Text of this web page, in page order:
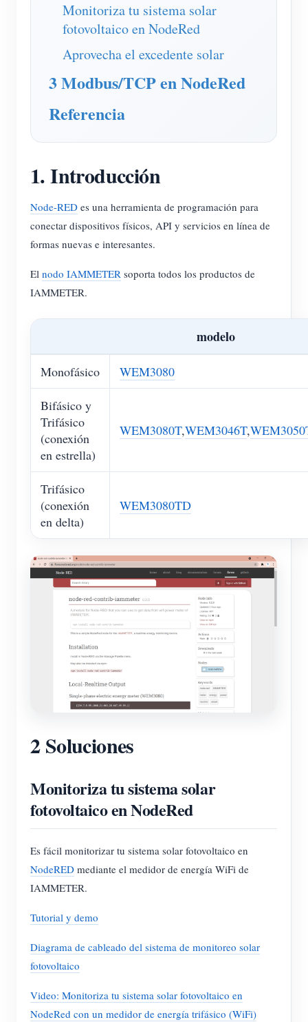
Cargador EV
Simulador IAMMETER
Medidor virtual
Sistema de previsión y simulación energética
Aplicaciones
Monitor de energía para sistemas FV
Monitor de consumo eléctrico
Automatización del hogar
Monitoreo energético de fábrica
Tienda
Recursos
Documentación
Videos tutoriales
FAQ
Comunidad
Programa de contribuidores
Actividades IAMMETER
Ranking FV
Soluciones
Sobre nosotros
Monitoriza tu sistema solar
fotovoltaico en NodeRed
Aprovecha el excedente solar
3 Modbus/TCP en NodeRed
Referencia
1. Introducción
Node-RED es una herramienta de programación para
conectar dispositivos físicos, API y servicios en línea de
formas nuevas e interesantes.
El nodo IAMMETER soporta todos los productos de
IAMMETER.
modelo
Monofásico WEM3080
Bifásico y
Trifásico
(conexión
en estrella)
WEM3080T,WEM3046T,
Trifásico
(conexión
en delta)
WEM3080TD
2 Soluciones
Monitoriza tu sistema solar
fotovoltaico en NodeRed
Es fácil monitorizar tu sistema solar fotovoltaico en
NodeRED mediante el medidor de energía WiFi de
IAMMETER.
Tutorial y demo
Diagrama de cableado del sistema de monitoreo solar
fotovoltaico
Video: Monitoriza tu sistema solar fotovoltaico en
NodeRed con un medidor de energía trifásico (WiFi)